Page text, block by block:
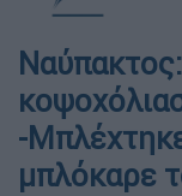
-
μπλόκαρε